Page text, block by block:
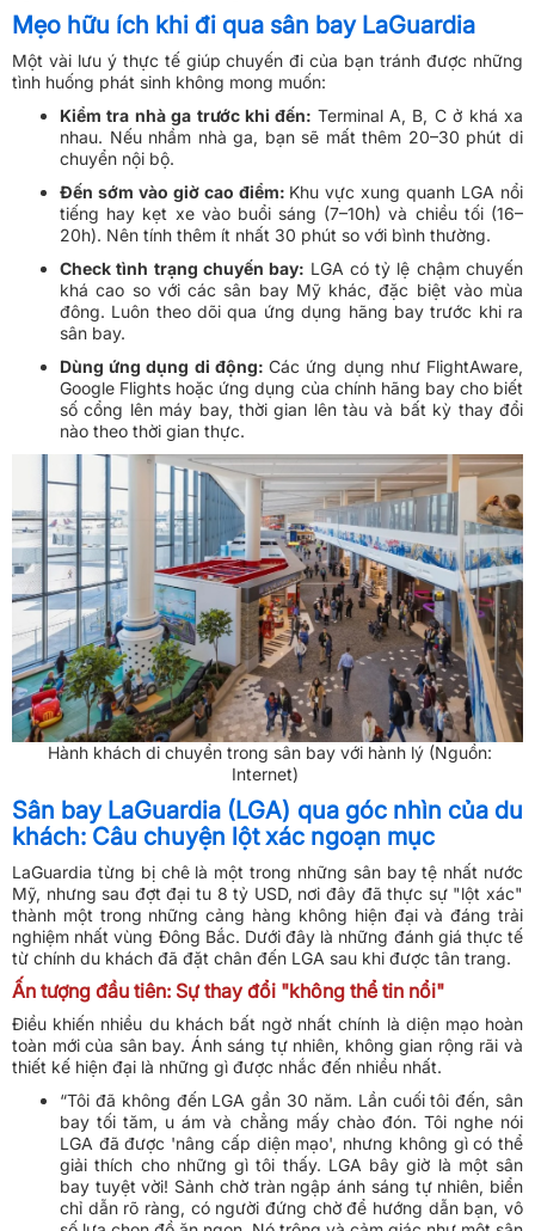
Mẹo hữu ích khi đi qua sân bay LaGuardia
Một vài lưu ý thực tế giúp chuyến đi của bạn tránh được những
tình huống phát sinh không mong muốn:
Kiểm tra nhà ga trước khi đến: Terminal A, B, C ở khá xa
nhau. Nếu nhầm nhà ga, bạn sẽ mất thêm 20–30 phút di
chuyển nội bộ.
Đến sớm vào giờ cao điểm: Khu vực xung quanh LGA nổi
tiếng hay kẹt xe vào buổi sáng (7–10h) và chiều tối (16–
20h). Nên tính thêm ít nhất 30 phút so với bình thường.
Check tình trạng chuyến bay: LGA có tỷ lệ chậm chuyến
khá cao so với các sân bay Mỹ khác, đặc biệt vào mùa
đông. Luôn theo dõi qua ứng dụng hãng bay trước khi ra
sân bay.
Dùng ứng dụng di động:Các ứng dụng như FlightAware,
Google Flights hoặc ứng dụng của chính hãng bay cho biết
số cổng lên máy bay, thời gian lên tàu và bất kỳ thay đổi
nào theo thời gian thực.
Hành khách di chuyển trong sân bay với hành lý (Nguồn:
Internet)
Sân bay LaGuardia (LGA) qua góc nhìn của du
khách: Câu chuyện lột xác ngoạn mục
LaGuardia từng bị chê là một trong những sân bay tệ nhất nước
Mỹ, nhưng sau đợt đại tu 8 tỷ USD, nơi đây đã thực sự "lột xác"
thành một trong những cảng hàng không hiện đại và đáng trải
nghiệm nhất vùng Đông Bắc. Dưới đây là những đánh giá thực tế
từ chính du khách đã đặt chân đến LGA sau khi được tân trang.
Ấn tượng đầu tiên: Sự thay đổi "không thể tin nổi"
Điều khiến nhiều du khách bất ngờ nhất chính là diện mạo hoàn
toàn mới của sân bay. Ánh sáng tự nhiên, không gian rộng rãi và
thiết kế hiện đại là những gì được nhắc đến nhiều nhất.
“Tôi đã không đến LGA gần 30 năm. Lần cuối tôi đến, sân
bay tối tăm, u ám và chẳng mấy chào đón. Tôi nghe nói
LGA đã được 'nâng cấp diện mạo', nhưng không gì có thể
giải thích cho những gì tôi thấy. LGA bây giờ là một sân
bay tuyệt vời! Sảnh chờ tràn ngập ánh sáng tự nhiên, biển
chỉ dẫn rõ ràng, có người đứng chờ để hướng dẫn bạn, vô